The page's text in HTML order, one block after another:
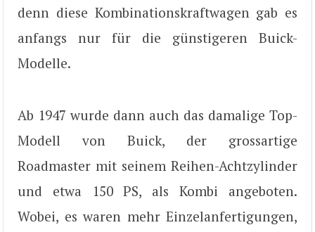
denn diese Kombinationskraftwagen gab es
anfangs nur für die günstigeren Buick-
Modelle.
Ab 1947 wurde dann auch das damalige Top-
Modell von Buick, der grossartige
Roadmaster mit seinem Reihen-Achtzylinder
und etwa 150 PS, als Kombi angeboten.
Wobei, es waren mehr Einzelanfertigungen,